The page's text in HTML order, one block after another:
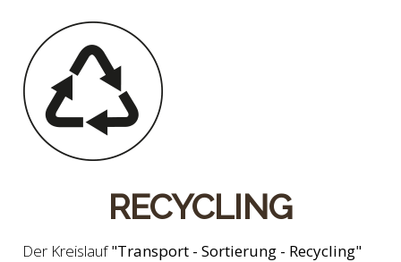
RECYCLING
Der Kreislauf"Transport - Sortierung - Recycling"